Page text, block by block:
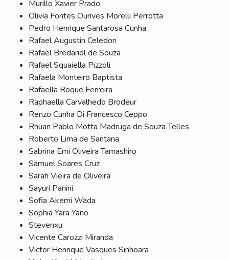
Murillo Xavier Prado
Olivia Fontes Ourives Morelli Perrotta
Pedro Henrique Santarosa Cunha
Rafael Augustin Celedon
Rafael Bredariol de Souza
Rafael Squaiella Pizzoli
Rafaela Monteiro Baptista
Rafaella Roque Ferreira
Raphaella Carvalhedo Brodeur
Renzo Cunha Di Francesco Ceppo
Rhuan Pablo Motta Madruga de Souza Telles
Roberto Lima de Santana
Sabrina Emi Oliveira Tamashiro
Samuel Soares Cruz
Sarah Vieira de Oliveira
Sayuri Panini
Sofia Akemi Wada
Sophia Yara Yano
Stevenxu
Vicente Carozzi Miranda
Victor Henrique Vasques Sinhoara